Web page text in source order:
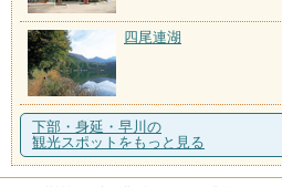
四尾連湖
下部・身延・早川の
観光スポットをもっと見る